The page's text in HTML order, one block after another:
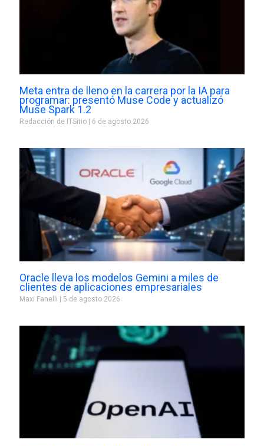
Meta entra de lleno en la carrera por la IA para
programar: presentó Muse Code y actualizó
Muse Spark 1.2
Redacción de ITSitio 6 de agosto 2026
Oracle lleva los modelos Gemini a miles de
clientes de aplicaciones empresariales
Maxi Fanelli 5 de agosto 2026